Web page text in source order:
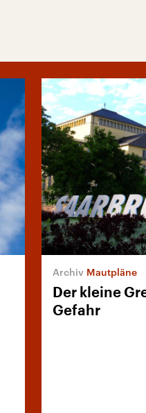
Mautpläne
Der kleine
Gefahr